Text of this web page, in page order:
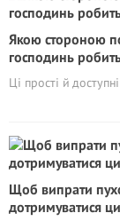
Якою стороною
господинь
Ці прості й
Щоб випрати
дотримуватися